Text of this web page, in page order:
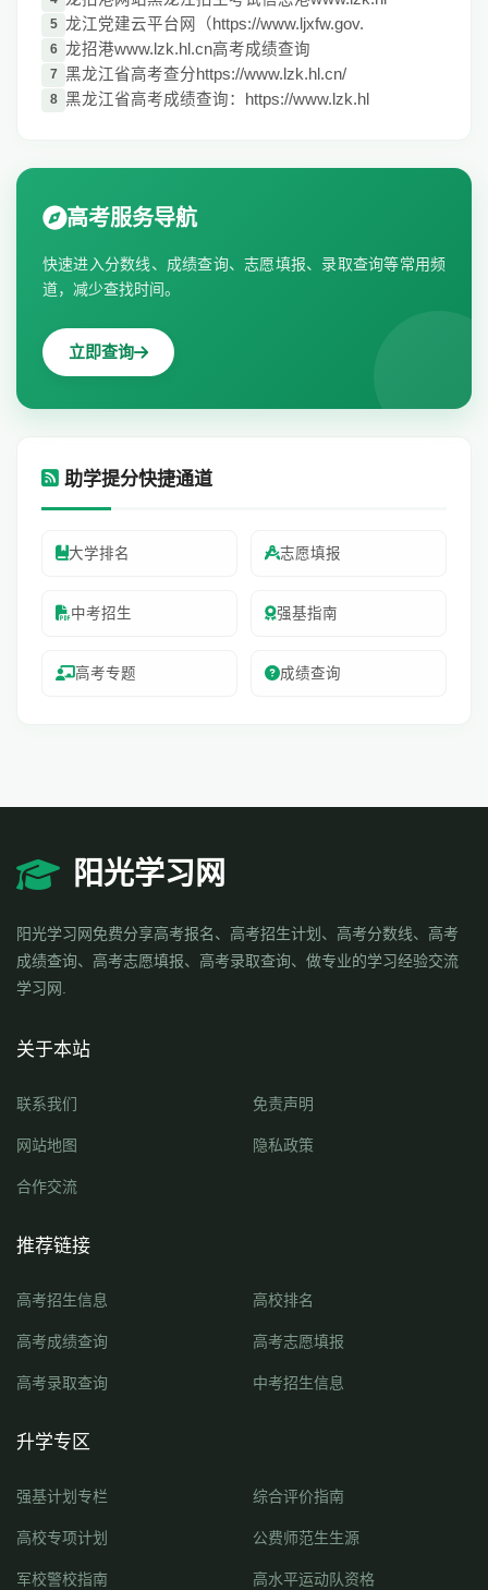
5 龙江党建云平台网（https://www.ljxfw.gov.
6 龙招港www.lzk.hl.cn高考成绩查询
7 黑龙江省高考查分https://www.lzk.hl.cn/
8 黑龙江省高考成绩查询：https://www.lzk.hl
高考服务导航
快速进入分数线、成绩查询、志愿填报、录取查询等常用频
道，减少查找时间。
立即查询
助学提分快捷通道
大学排名 志愿填报
中考招生 强基指南
高考专题 成绩查询
阳光学习网
阳光学习网免费分享高考报名、高考招生计划、高考分数线、高考
成绩查询、高考志愿填报、高考录取查询、做专业的学习经验交流
学习网.
关于本站
联系我们 免责声明
网站地图 隐私政策
合作交流
推荐链接
高考招生信息 高校排名
高考成绩查询 高考志愿填报
高考录取查询 中考招生信息
升学专区
强基计划专栏 综合评价指南
高校专项计划 公费师范生生源
军校警校指南 高水平运动队资格